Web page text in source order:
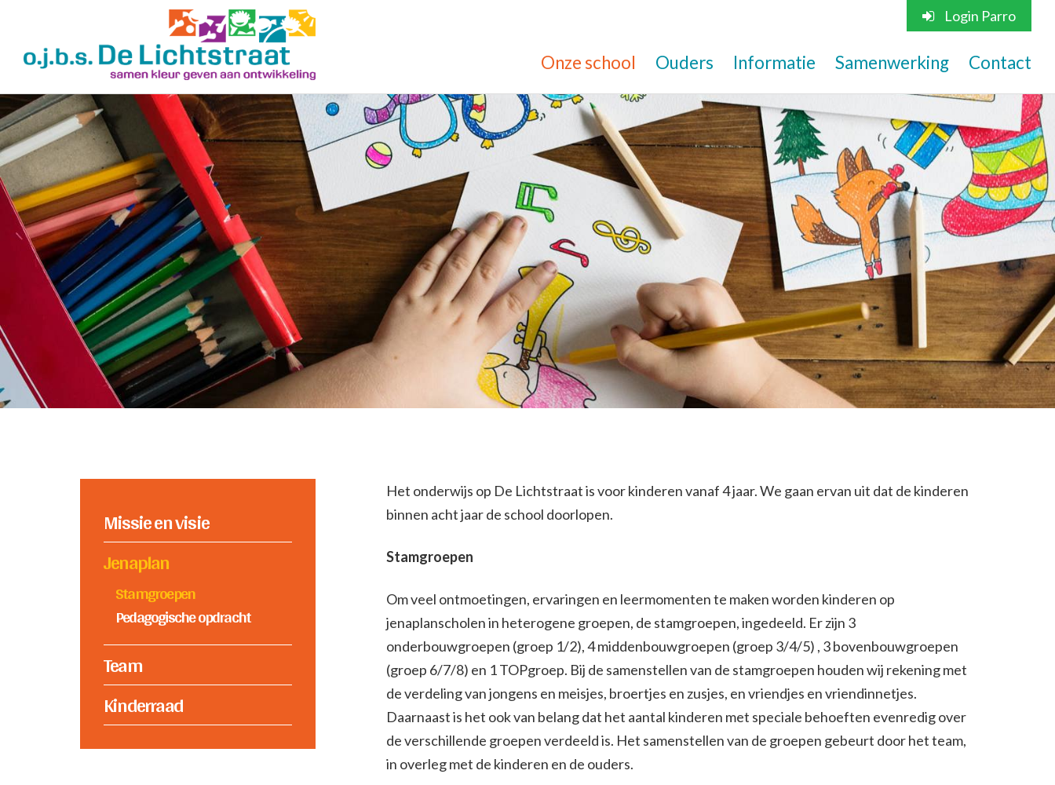
Login Parro
Onze school Ouders Informatie Samenwerking Contact
Het onderwijs op De Lichtstraat is voor kinderen vanaf 4 jaar. We gaan ervan uit dat de kinderen
binnen acht jaar de school doorlopen.
Stamgroepen
Om veel ontmoetingen, ervaringen en leermomenten te maken worden kinderen op
jenaplanscholen in heterogene groepen, de stamgroepen, ingedeeld. Er zijn 3
onderbouwgroepen (groep 1/2), 4 middenbouwgroepen (groep 3/4/5) , 3 bovenbouwgroepen
(groep 6/7/8) en 1 TOPgroep. Bij de samenstellen van de stamgroepen houden wij rekening met
de verdeling van jongens en meisjes, broertjes en zusjes, en vriendjes en vriendinnetjes.
Daarnaast is het ook van belang dat het aantal kinderen met speciale behoeften evenredig over
de verschillende groepen verdeeld is. Het samenstellen van de groepen gebeurt door het team,
in overleg met de kinderen en de ouders.
Missie en visie
Jenaplan
Stamgroepen
Pedagogische opdracht
Team
Kinderraad